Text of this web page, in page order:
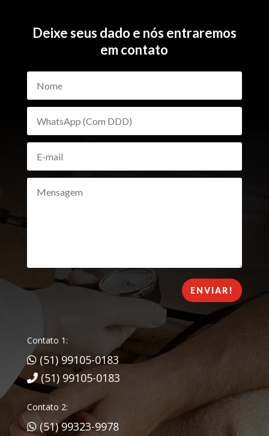
Deixe seus dado e nós entraremos
em contato
ENVIAR!
Contato 1:
(51) 99105-0183
(51) 99105-0183
Contato 2:
(51) 99323-9978